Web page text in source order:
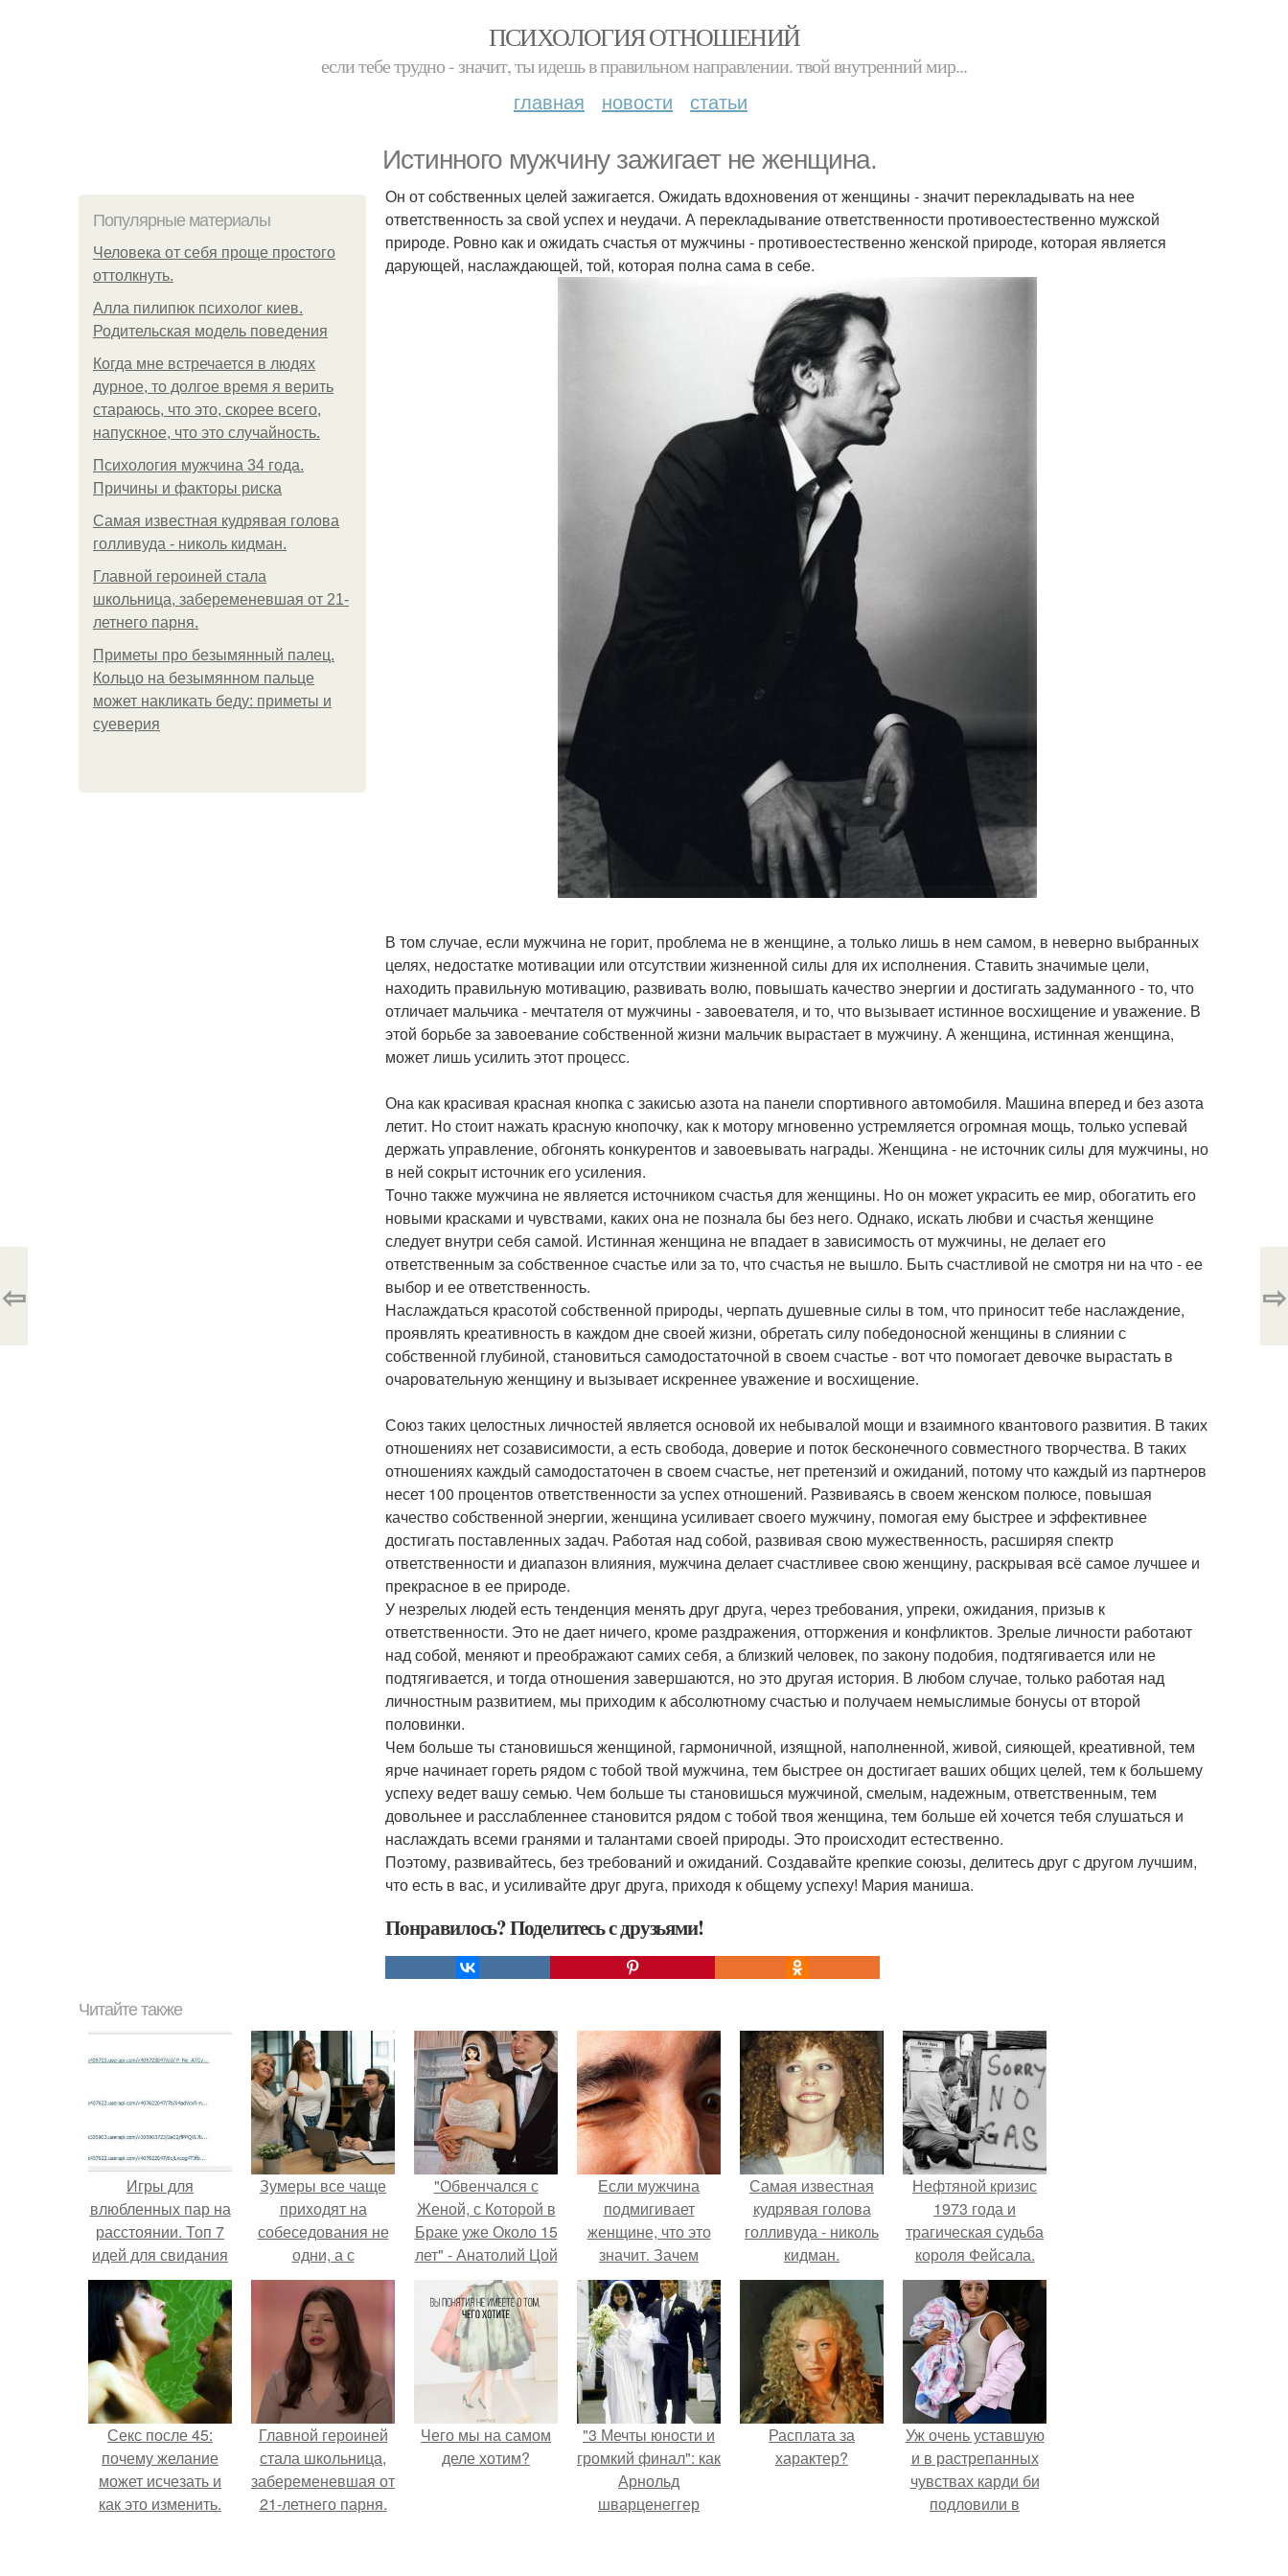
ПСИХОЛОГИЯ ОТНОШЕНИЙ
если тебе трудно - значит, ты идешь в правильном направлении. твой внутренний мир...
главная новости статьи
Истинного мужчину зажигает не женщина.
Популярные материалы
Человека от себя проще простого
оттолкнуть.
Алла пилипюк психолог киев.
Родительская модель поведения
Когда мне встречается в людях
дурное, то долгое время я верить
стараюсь, что это, скорее всего,
напускное, что это случайность.
Психология мужчина 34 года.
Причины и факторы риска
Самая известная кудрявая голова
голливуда - николь кидман.
Главной героиней стала
школьница, забеременевшая от 21-
летнего парня.
Приметы про безымянный палец.
Кольцо на безымянном пальце
может накликать беду: приметы и
суеверия
Он от собственных целей зажигается. Ожидать вдохновения от женщины - значит перекладывать на нее
ответственность за свой успех и неудачи. А перекладывание ответственности противоестественно мужской
природе. Ровно как и ожидать счастья от мужчины - противоестественно женской природе, которая является
дарующей, наслаждающей, той, которая полна сама в себе.
В том случае, если мужчина не горит, проблема не в женщине, а только лишь в нем самом, в неверно выбранных
целях, недостатке мотивации или отсутствии жизненной силы для их исполнения. Ставить значимые цели,
находить правильную мотивацию, развивать волю, повышать качество энергии и достигать задуманного - то, что
отличает мальчика - мечтателя от мужчины - завоевателя, и то, что вызывает истинное восхищение и уважение. В
этой борьбе за завоевание собственной жизни мальчик вырастает в мужчину. А женщина, истинная женщина,
может лишь усилить этот процесс.
Она как красивая красная кнопка с закисью азота на панели спортивного автомобиля. Машина вперед и без азота
летит. Но стоит нажать красную кнопочку, как к мотору мгновенно устремляется огромная мощь, только успевай
держать управление, обгонять конкурентов и завоевывать награды. Женщина - не источник силы для мужчины, но
в ней сокрыт источник его усиления.
Точно также мужчина не является источником счастья для женщины. Но он может украсить ее мир, обогатить его
новыми красками и чувствами, каких она не познала бы без него. Однако, искать любви и счастья женщине
следует внутри себя самой. Истинная женщина не впадает в зависимость от мужчины, не делает его
ответственным за собственное счастье или за то, что счастья не вышло. Быть счастливой не смотря ни на что - ее
выбор и ее ответственность.
Наслаждаться красотой собственной природы, черпать душевные силы в том, что приносит тебе наслаждение,
проявлять креативность в каждом дне своей жизни, обретать силу победоносной женщины в слиянии с
собственной глубиной, становиться самодостаточной в своем счастье - вот что помогает девочке вырастать в
очаровательную женщину и вызывает искреннее уважение и восхищение.
Союз таких целостных личностей является основой их небывалой мощи и взаимного квантового развития. В таких
отношениях нет созависимости, а есть свобода, доверие и поток бесконечного совместного творчества. В таких
отношениях каждый самодостаточен в своем счастье, нет претензий и ожиданий, потому что каждый из партнеров
несет 100 процентов ответственности за успех отношений. Развиваясь в своем женском полюсе, повышая
качество собственной энергии, женщина усиливает своего мужчину, помогая ему быстрее и эффективнее
достигать поставленных задач. Работая над собой, развивая свою мужественность, расширяя спектр
ответственности и диапазон влияния, мужчина делает счастливее свою женщину, раскрывая всё самое лучшее и
прекрасное в ее природе.
У незрелых людей есть тенденция менять друг друга, через требования, упреки, ожидания, призыв к
ответственности. Это не дает ничего, кроме раздражения, отторжения и конфликтов. Зрелые личности работают
над собой, меняют и преображают самих себя, а близкий человек, по закону подобия, подтягивается или не
подтягивается, и тогда отношения завершаются, но это другая история. В любом случае, только работая над
личностным развитием, мы приходим к абсолютному счастью и получаем немыслимые бонусы от второй
половинки.
Чем больше ты становишься женщиной, гармоничной, изящной, наполненной, живой, сияющей, креативной, тем
ярче начинает гореть рядом с тобой твой мужчина, тем быстрее он достигает ваших общих целей, тем к большему
успеху ведет вашу семью. Чем больше ты становишься мужчиной, смелым, надежным, ответственным, тем
довольнее и расслабленнее становится рядом с тобой твоя женщина, тем больше ей хочется тебя слушаться и
наслаждать всеми гранями и талантами своей природы. Это происходит естественно.
Поэтому, развивайтесь, без требований и ожиданий. Создавайте крепкие союзы, делитесь друг с другом лучшим,
что есть в вас, и усиливайте друг друга, приходя к общему успеху! Мария маниша.
Понравилось? Поделитесь с друзьями!
⇦ ⇨
Читайте также
Игры для
влюбленных пар на
расстоянии. Топ 7
идей для свидания
на расстоянии
Зумеры все чаще
приходят на
собеседования не
одни, а с
родителями,
жалуются эйчары.
"Обвенчался с
Женой, с Которой в
Браке уже Около 15
лет" - Анатолий Цой
удивил
поклонников
"тайной свадьбой".
Если мужчина
подмигивает
женщине, что это
значит. Зачем
мужчина мне
подмигнул?
Самая известная
кудрявая голова
голливуда - николь
кидман.
Нефтяной кризис
1973 года и
трагическая судьба
короля Фейсала.
Секс после 45:
почему желание
может исчезать и
как это изменить.
Главной героиней
стала школьница,
забеременевшая от
21-летнего парня.
Чего мы на самом
деле хотим?
"3 Мечты юности и
громкий финал": как
Арнольд
шварценеггер
Расплата за
характер?
Уж очень уставшую
и в растрепанных
чувствах карди би
подловили в